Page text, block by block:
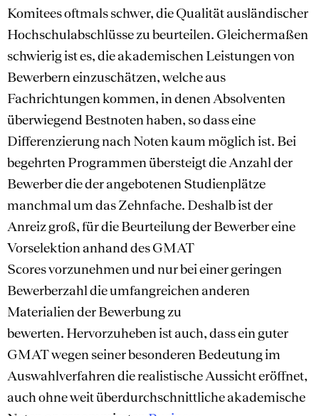
Komitees oftmals schwer, die Qualität ausländischer
Hochschulabschlüsse zu beurteilen. Gleichermaßen
schwierig ist es, die akademischen Leistungen von
Bewerbern einzuschätzen, welche aus
Fachrichtungen kommen, in denen Absolventen
überwiegend Bestnoten haben, so dass eine
Differenzierung nach Noten kaum möglich ist. Bei
begehrten Programmen übersteigt die Anzahl der
Bewerber die der angebotenen Studienplätze
manchmal um das Zehnfache. Deshalb ist der
Anreiz groß, für die Beurteilung der Bewerber eine
Vorselektion anhand des GMAT
Scores vorzunehmen und nur bei einer geringen
Bewerberzahl die umfangreichen anderen
Materialien der Bewerbung zu
bewerten. Hervorzuheben ist auch, dass ein guter
GMAT wegen seiner besonderen Bedeutung im
Auswahlverfahren die realistische Aussicht eröffnet,
auch ohne weit überdurchschnittliche akademische